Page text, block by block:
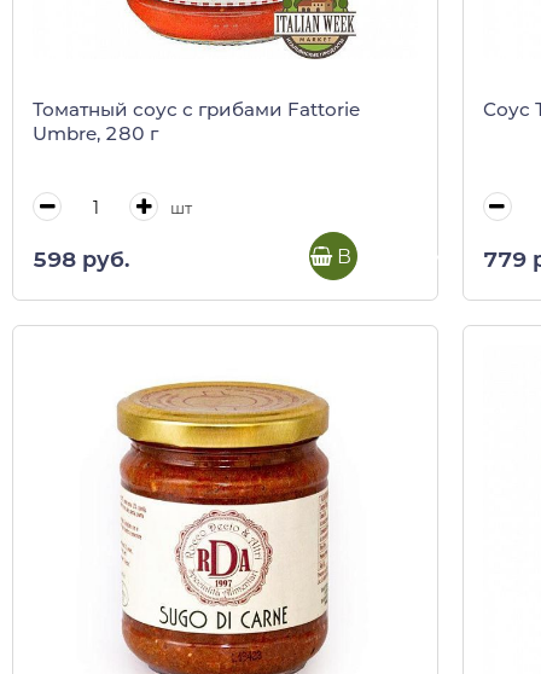
Томатный соус с грибами Fattorie
Umbre, 280 г
шт
598 руб. В корзину
Соус
779